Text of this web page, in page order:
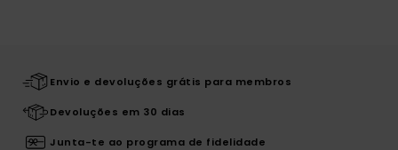
Envio e devoluções grátis para membros
Devoluções em 30 dias
Junta-te ao programa de fidelidade